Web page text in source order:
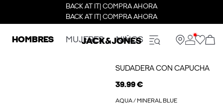
BACK AT IT| COMPRA AHORA
BACK AT IT| COMPRA AHORA
HOMBRES MUJERES NIÑOS
SUDADERA CON CAPUCHA
39.99 €
AQUA / MINERAL BLUE